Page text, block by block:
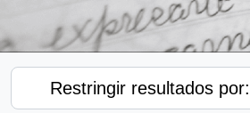
Restringir resultados por: